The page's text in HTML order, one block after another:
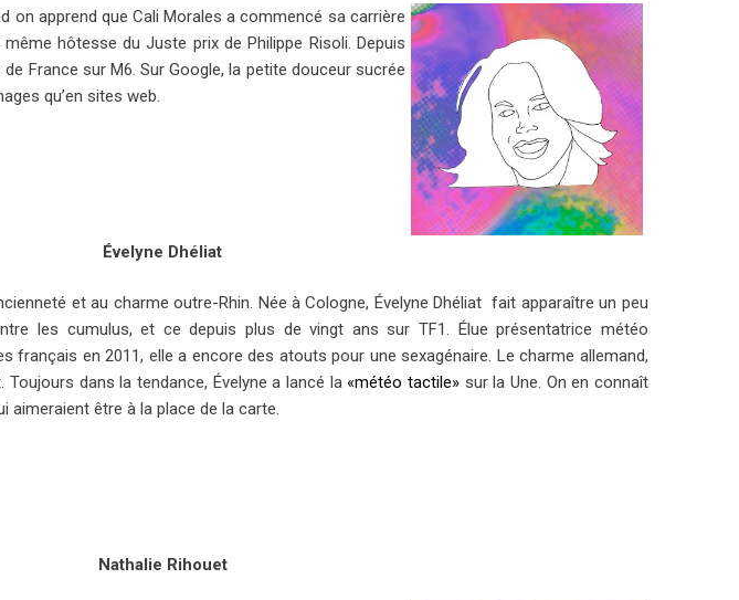
on apprend que Cali Morales a commencé sa carrière
hôtesse du Juste prix de Philippe Risoli. Depuis
France sur M6. Sur Google, la petite douceur sucrée
qu’en sites web.
Évelyne Dhéliat
et au charme outre-Rhin. Née à Cologne, Évelyne Dhéliat fait apparaître un peu
les cumulus, et ce depuis plus de vingt ans sur TF1. Élue présentatrice météo
français en 2011, elle a encore des atouts pour une sexagénaire. Le charme allemand,
Toujours dans la tendance, Évelyne a lancé la «météo tactile»sur la Une. On en connaît
aimeraient être à la place de la carte.
Nathalie Rihouet